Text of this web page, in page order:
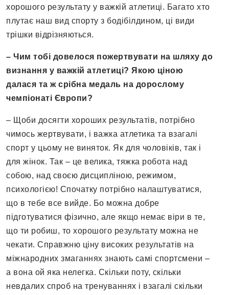
хорошого результату у важкій атлетиці. Багато хто
плутає наш вид спорту з бодібілдином, ці види
трішки відрізняються.
– Чим тобі довелося пожертвувати на шляху до
визнання у важкій атлетиці? Якою ціною
далася та ж срібна медаль на дорослому
чемпіонаті Європи?
– Щоби досягти хороших результатів, потрібно
чимось жертвувати, і важка атлетика та взагалі
спорт у цьому не виняток. Як для чоловіків, так і
для жінок. Так – це велика, тяжка робота над
собою, над своєю дисципліною, режимом,
психологією! Спочатку потрібно налаштуватися,
що в тебе все вийде. Бо можна добре
підготуватися фізично, але якщо немає віри в те,
що ти робиш, то хорошого результату можна не
чекати. Справжню ціну високих результатів на
міжнародних змаганнях знають самі спортсмени –
а вона ой яка нелегка. Скільки поту, скільки
невдалих спроб на тренуваннях і взагалі скільки